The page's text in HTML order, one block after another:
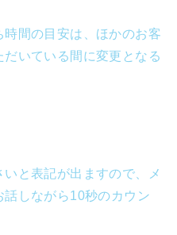
間の目安は、ほかのお客
いている間に変更となる
と表記が出ますので、メ
しながら10秒のカウン